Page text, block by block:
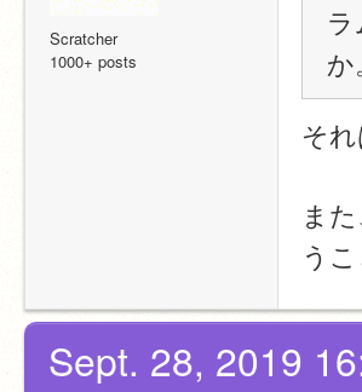
Scratcher
1000+ posts
か。
そ
ま
う
Sept. 28, 2019